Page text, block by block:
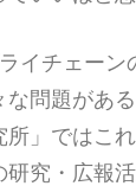
イチェー
問題があ
」ではこ
究・広報